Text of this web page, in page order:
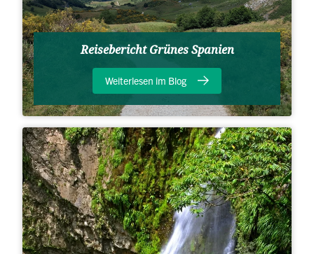
Reisebericht Grünes Spanien
Weiterlesen im Blog